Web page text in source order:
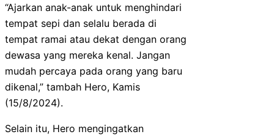
“Ajarkan anak-anak untuk menghindari
tempat sepi dan selalu berada di
tempat ramai atau dekat dengan orang
dewasa yang mereka kenal. Jangan
mudah percaya pada orang yang baru
dikenal,” tambah Hero, Kamis
(15/8/2024).
Selain itu, Hero mengingatkan